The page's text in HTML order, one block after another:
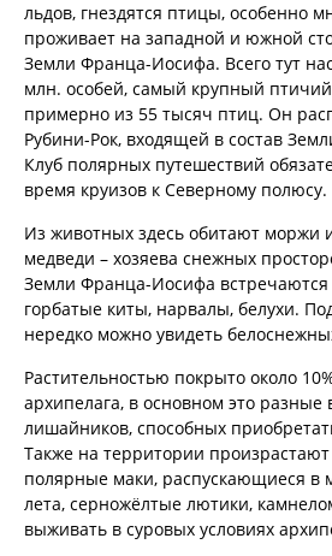
льдов, гнездятся птицы, особенно
проживает на западной и южной
Земли Франца-Иосифа. Всего тут
млн. особей, самый крупный птичий
примерно из 55 тысяч птиц. Он
Рубини-Рок, входящей в состав
Клуб полярных путешествий
время круизов к Северному полюсу.
Из животных здесь обитают моржи
медведи – хозяева снежных
Земли Франца-Иосифа встречаются
горбатые киты, нарвалы, белухи.
нередко можно увидеть
Растительностью покрыто около
архипелага, в основном это разные
лишайников, способных
Также на территории
полярные маки, распускающиеся в
лета, серножёлтые лютики,
выживать в суровых условиях